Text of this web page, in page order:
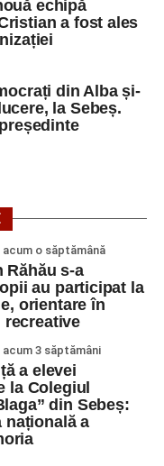
„CicloAventurier
Symphonic Camp
la Sebeș
echipă
a fost ales
din Alba și-
la Sebeș.
acum o săptămână
Răhău s-a
au participat la
orientare în
recreative
acum 3 săptămâni
a elevei
la Colegiul
din Sebeș:
națională a